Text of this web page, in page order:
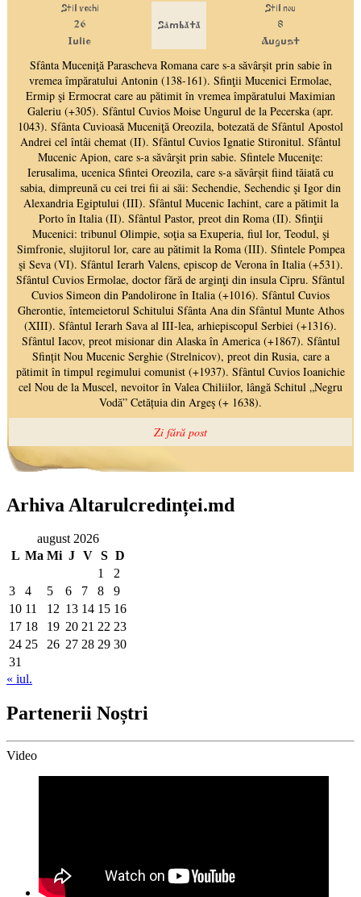
Arhiva Altarulcredinței.md
august 2026
L Ma Mi J V S D
1
2
3
4 5 6 7 8
9
10 11 12 13 14 15 16
17 18 19 20 21 22 23
24 25 26 27 28 29 30
31
« iul.
Partenerii Noștri
Video